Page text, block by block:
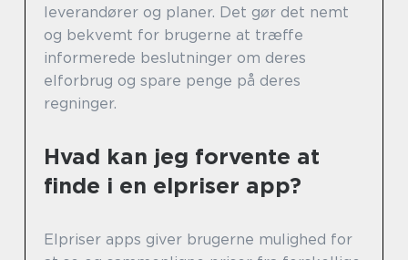
leverandører og planer. Det gør det nemt
og bekvemt for brugerne at træffe
informerede beslutninger om deres
elforbrug og spare penge på deres
regninger.
Hvad kan jeg forvente at
finde i en elpriser app?
Elpriser apps giver brugerne mulighed for